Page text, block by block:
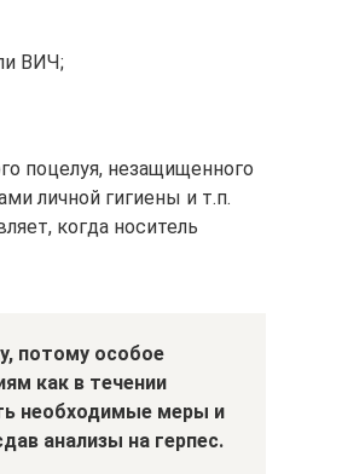
ВИЧ;
поцелуя, незащищенного
личной гигиены и т.п.
когда носитель
потому особое
как в течении
необходимые меры и
анализы на герпес.